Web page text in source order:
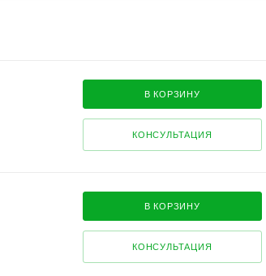
В КОРЗИНУ
КОНСУЛЬТАЦИЯ
В КОРЗИНУ
КОНСУЛЬТАЦИЯ